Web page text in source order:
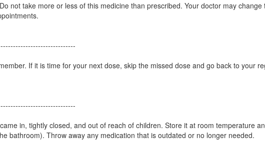
not take more or less of this medicine than prescribed. Your doctor may change
If it is time for your next dose, skip the missed dose and go back to your
in, tightly closed, and out of reach of children. Store it at room temperature
bathroom). Throw away any medication that is outdated or no longer needed.